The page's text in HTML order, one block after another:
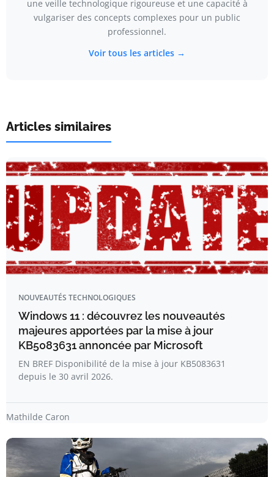
une veille technologique rigoureuse et une capacité à
vulgariser des concepts complexes pour un public
professionnel.
Voir tous les articles →
Articles similaires
NOUVEAUTÉS TECHNOLOGIQUES
Windows 11 : découvrez les nouveautés
majeures apportées par la mise à jour
KB5083631 annoncée par Microsoft
EN BREF Disponibilité de la mise à jour KB5083631
depuis le 30 avril 2026.
Mathilde Caron